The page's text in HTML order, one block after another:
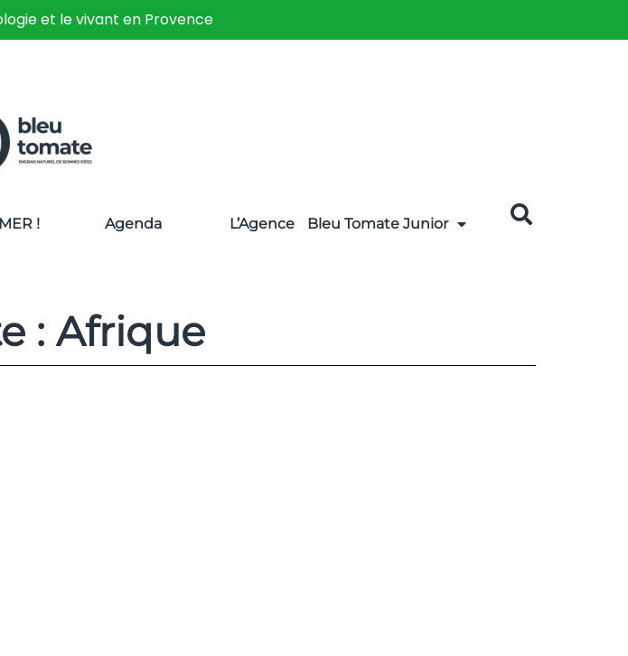
et le vivant en Provence
! Agenda L’Agence Bleu Tomate Junior
: Afrique